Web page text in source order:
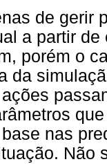
de gerir
a partir
porém o
da
nas
Não